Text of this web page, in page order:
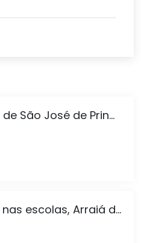
São José de Prin...
escolas, Arraiá d...